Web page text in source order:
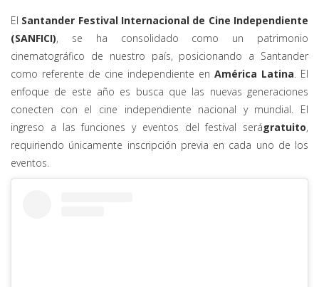
El Santander Festival Internacional de Cine Independiente
(SANFICI), se ha consolidado como un patrimonio
cinematográfico de nuestro país, posicionando a Santander
como referente de cine independiente en América Latina. El
enfoque de este año es busca que las nuevas generaciones
conecten con el cine independiente nacional y mundial. El
ingreso a las funciones y eventos del festival serágratuito,
requiriendo únicamente inscripción previa en cada uno de los
eventos.